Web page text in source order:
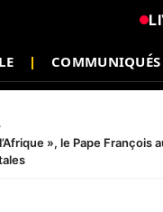
COMMUNIQUÉS
», le Pape François